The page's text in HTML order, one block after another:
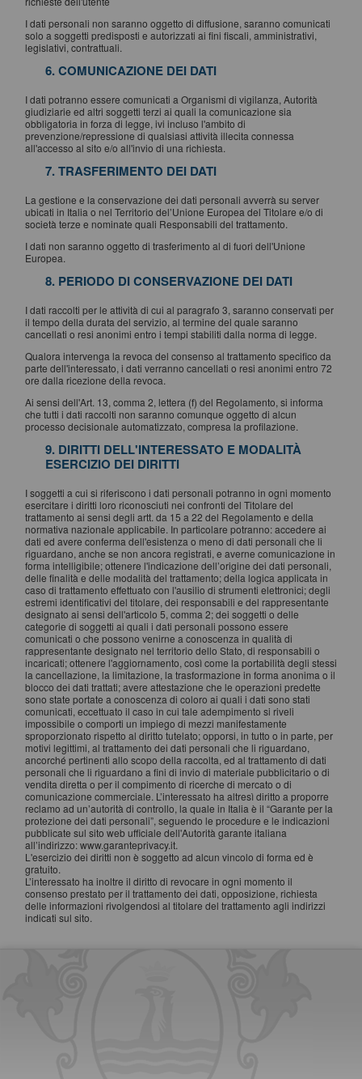
I dati personali non saranno oggetto di diffusione, saranno comunicati
solo a soggetti predisposti e autorizzati ai fini fiscali, amministrativi,
legislativi, contrattuali.
6. COMUNICAZIONE DEI DATI
I dati potranno essere comunicati a Organismi di vigilanza, Autorità
giudiziarie ed altri soggetti terzi ai quali la comunicazione sia
obbligatoria in forza di legge, ivi incluso l'ambito di
prevenzione/repressione di qualsiasi attività illecita connessa
all'accesso al sito e/o all'invio di una richiesta.
7. TRASFERIMENTO DEI DATI
La gestione e la conservazione dei dati personali avverrà su server
ubicati in Italia o nel Territorio del’Unione Europea del Titolare e/o di
società terze e nominate quali Responsabili del trattamento.
I dati non saranno oggetto di trasferimento al di fuori dell'Unione
Europea.
8. PERIODO DI CONSERVAZIONE DEI DATI
I dati raccolti per le attività di cui al paragrafo 3, saranno conservati per
il tempo della durata del servizio, al termine del quale saranno
cancellati o resi anonimi entro i tempi stabiliti dalla norma di legge.
Qualora intervenga la revoca del consenso al trattamento specifico da
parte dell'interessato, i dati verranno cancellati o resi anonimi entro 72
ore dalla ricezione della revoca.
Ai sensi dell'Art. 13, comma 2, lettera (f) del Regolamento, si informa
che tutti i dati raccolti non saranno comunque oggetto di alcun
processo decisionale automatizzato, compresa la profilazione.
9. DIRITTI DELL'INTERESSATO E MODALITÀ
ESERCIZIO DEI DIRITTI
I soggetti a cui si riferiscono i dati personali potranno in ogni momento
esercitare i diritti loro riconosciuti nei confronti del Titolare del
trattamento ai sensi degli artt. da 15 a 22 del Regolamento e della
normativa nazionale applicabile. In particolare potranno: accedere ai
dati ed avere conferma dell'esistenza o meno di dati personali che li
riguardano, anche se non ancora registrati, e averne comunicazione in
forma intelligibile; ottenere l'indicazione dell’origine dei dati personali,
delle finalità e delle modalità del trattamento; della logica applicata in
caso di trattamento effettuato con l'ausilio di strumenti elettronici; degli
estremi identificativi del titolare, dei responsabili e del rappresentante
designato ai sensi dell'articolo 5, comma 2; dei soggetti o delle
categorie di soggetti ai quali i dati personali possono essere
comunicati o che possono venirne a conoscenza in qualità di
rappresentante designato nel territorio dello Stato, di responsabili o
incaricati; ottenere l'aggiornamento, così come la portabilità degli stessi
la cancellazione, la limitazione, la trasformazione in forma anonima o il
blocco dei dati trattati; avere attestazione che le operazioni predette
sono state portate a conoscenza di coloro ai quali i dati sono stati
comunicati, eccettuato il caso in cui tale adempimento si riveli
impossibile o comporti un impiego di mezzi manifestamente
sproporzionato rispetto al diritto tutelato; opporsi, in tutto o in parte, per
motivi legittimi, al trattamento dei dati personali che li riguardano,
ancorché pertinenti allo scopo della raccolta, ed al trattamento di dati
personali che li riguardano a fini di invio di materiale pubblicitario o di
vendita diretta o per il compimento di ricerche di mercato o di
comunicazione commerciale. L’interessato ha altresì diritto a proporre
reclamo ad un’autorità di controllo, la quale in Italia è il “Garante per la
protezione dei dati personali”, seguendo le procedure e le indicazioni
pubblicate sul sito web ufficiale dell'Autorità garante italiana
all’indirizzo: www.garanteprivacy.it.
L'esercizio dei diritti non è soggetto ad alcun vincolo di forma ed è
gratuito.
L’interessato ha inoltre il diritto di revocare in ogni momento il
consenso prestato per il trattamento dei dati, opposizione, richiesta
delle informazioni rivolgendosi al titolare del trattamento agli indirizzi
indicati sul sito.